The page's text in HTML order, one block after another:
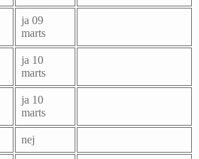
ja 09
marts
ja 10
marts
ja 10
marts
nej